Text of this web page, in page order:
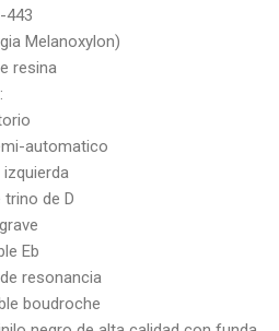
443
Melanoxylon)
resina
automatico
izquierda
de D
Eb
resonancia
boudroche